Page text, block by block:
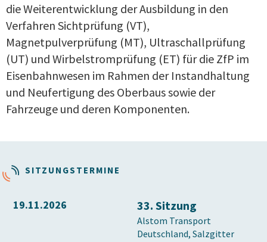
die Weiterentwicklung der Ausbildung in den
Verfahren Sichtprüfung (VT),
Magnetpulverprüfung (MT), Ultraschallprüfung
(UT) und Wirbelstromprüfung (ET) für die ZfP im
Eisenbahnwesen im Rahmen der Instandhaltung
und Neufertigung des Oberbaus sowie der
Fahrzeuge und deren Komponenten.
SITZUNGSTERMINE
19.11.2026 33. Sitzung
Alstom Transport
Deutschland, Salzgitter